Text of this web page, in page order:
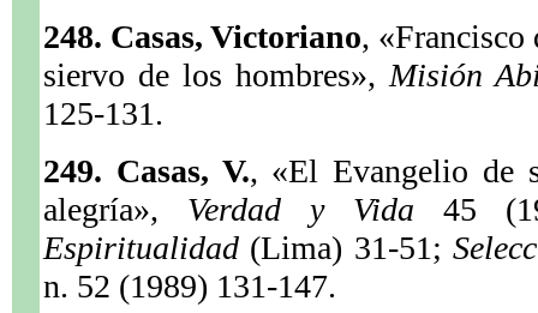
248. Casas, Victoriano, «Francisco
siervo de los hombres»,Misión
125-131.
249. Casas, V., «El Evangelio de
alegría», Verdad y Vida 45
Espiritualidad (Lima) 31-51;
n. 52 (1989) 131-147.